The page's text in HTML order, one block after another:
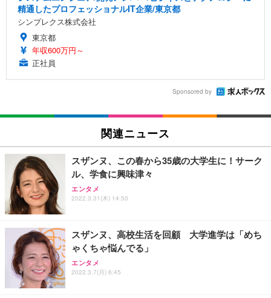
精通したプロフェッショナルIT企業/東京都
シンプレクス株式会社
東京都
年収600万円～
正社員
Sponsored by
関連ニュース
スザンヌ、この春から35歳の大学生に！サーク
ル、学食に興味津々
エンタメ
2022.3.31(木) 14:50
スザンヌ、高校生活を回顧 大学進学は「めち
ゃくちゃ悩んでる」
エンタメ
2022.3.7(月) 6:45